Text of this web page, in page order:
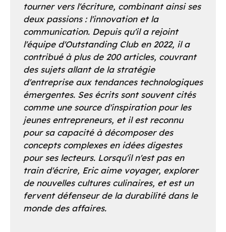
tourner vers l'écriture, combinant ainsi ses
deux passions : l'innovation et la
communication. Depuis qu'il a rejoint
l'équipe d'Outstanding Club en 2022, il a
contribué à plus de 200 articles, couvrant
des sujets allant de la stratégie
d'entreprise aux tendances technologiques
émergentes. Ses écrits sont souvent cités
comme une source d'inspiration pour les
jeunes entrepreneurs, et il est reconnu
pour sa capacité à décomposer des
concepts complexes en idées digestes
pour ses lecteurs. Lorsqu'il n'est pas en
train d'écrire, Eric aime voyager, explorer
de nouvelles cultures culinaires, et est un
fervent défenseur de la durabilité dans le
monde des affaires.